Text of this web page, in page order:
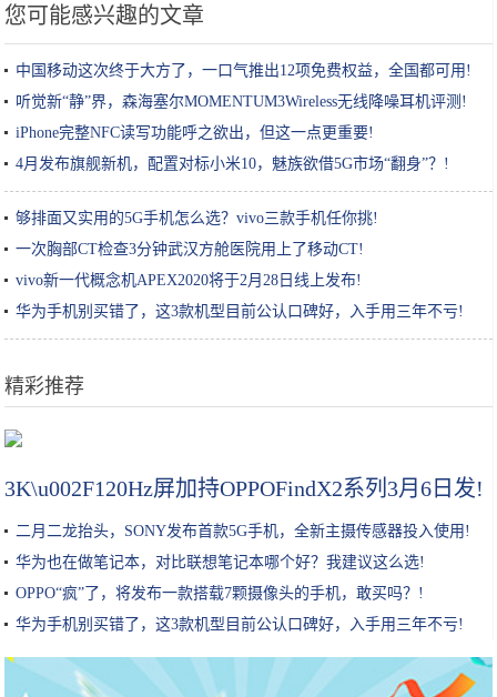
您可能感兴趣的文章
中国移动这次终于大方了，一口气推出12项免费权益，全国都可用!
听觉新“静”界，森海塞尔MOMENTUM3Wireless无线降噪耳机评测!
iPhone完整NFC读写功能呼之欲出，但这一点更重要!
4月发布旗舰新机，配置对标小米10，魅族欲借5G市场“翻身”？!
够排面又实用的5G手机怎么选？vivo三款手机任你挑!
一次胸部CT检查3分钟武汉方舱医院用上了移动CT!
vivo新一代概念机APEX2020将于2月28日线上发布!
华为手机别买错了，这3款机型目前公认口碑好，入手用三年不亏!
精彩推荐
3K\u002F120Hz屏加持OPPOFindX2系列3月6日发!
二月二龙抬头，SONY发布首款5G手机，全新主摄传感器投入使用!
华为也在做笔记本，对比联想笔记本哪个好？我建议这么选!
OPPO“疯”了，将发布一款搭载7颗摄像头的手机，敢买吗？!
华为手机别买错了，这3款机型目前公认口碑好，入手用三年不亏!